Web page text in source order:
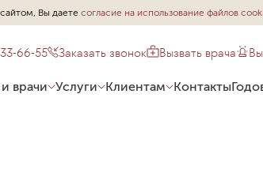
Вы даете согласие на использование файлов
66-55 Заказать звонок Вызвать врача
врачи Услуги Клиентам Контакты